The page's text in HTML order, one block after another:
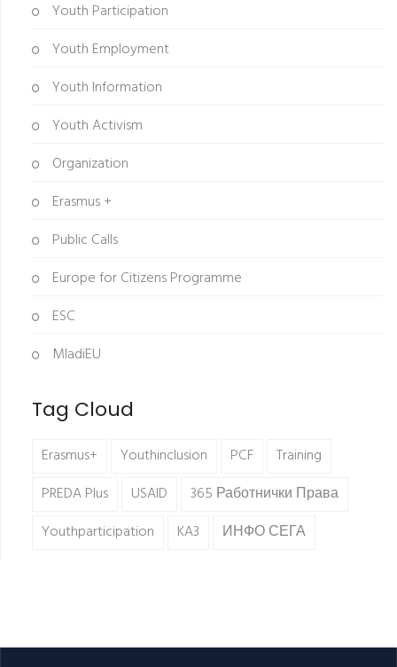
Youth Participation
Youth Employment
Youth Information
Youth Activism
Organization
Erasmus +
Public Calls
Europe for Citizens Programme
ESC
MladiEU
Tag Cloud
Erasmus+ Youthinclusion PCF
Training
PREDA Plus
USAID
365 Работнички Права
Youthparticipation
KA3 ИНФО СЕГА